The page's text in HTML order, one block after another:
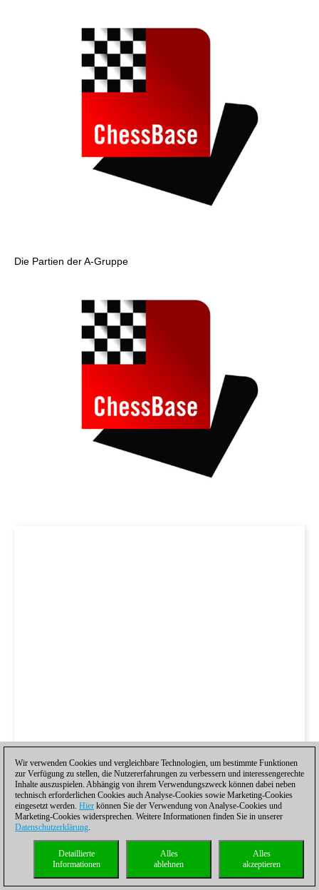
Die Partien der A-Gruppe
Wir verwenden Cookies und vergleichbare Technologien, um bestimmte Funktionen
zur Verfügung zu stellen, die Nutzererfahrungen zu verbessern und interessengerechte
Inhalte auszuspielen. Abhängig von ihrem Verwendungszweck können dabei neben
technisch erforderlichen Cookies auch Analyse-Cookies sowie Marketing-Cookies
eingesetzt werden. Hier können Sie der Verwendung von Analyse-Cookies und
Marketing-Cookies widersprechen. Weitere Informationen finden Sie in unserer
Datenschutzerklärung.
Alles
akzeptieren
Alles
ablehnen
Detaillierte
Informationen